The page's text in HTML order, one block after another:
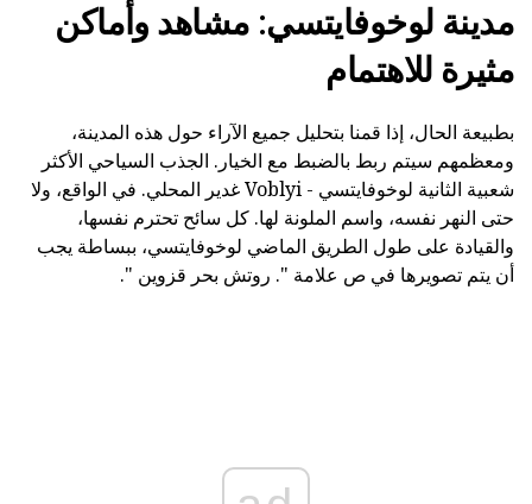
مدينة لوخوفايتسي: مشاهد وأماكن
مثيرة للاهتمام
بطبيعة الحال، إذا قمنا بتحليل جميع الآراء حول هذه المدينة،
ومعظمهم سيتم ربط بالضبط مع الخيار. الجذب السياحي الأكثر
شعبية الثانية لوخوفايتسي - Voblyi غدير المحلي. في الواقع، ولا
حتى النهر نفسه، واسم الملونة لها. كل سائح تحترم نفسها،
والقيادة على طول الطريق الماضي لوخوفايتسي، ببساطة يجب
أن يتم تصويرها في ص علامة ". روتش بحر قزوين ".